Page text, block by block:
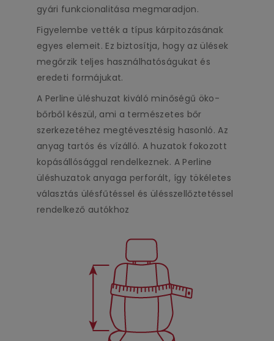
gyári funkcionalitása megmaradjon.
Figyelembe vették a típus kárpitozásának
egyes elemeit. Ez biztosítja, hogy az ülések
megőrzik teljes használhatóságukat és
eredeti formájukat.
A Perline üléshuzat kiváló minőségű öko-
bőrből készül, ami a természetes bőr
szerkezetéhez megtévesztésig hasonló. Az
anyag tartós és vízálló. A huzatok fokozott
kopásállósággal rendelkeznek. A Perline
üléshuzatok anyaga perforált, így tökéletes
választás ülésfűtéssel és ülésszellőztetéssel
rendelkező autókhoz